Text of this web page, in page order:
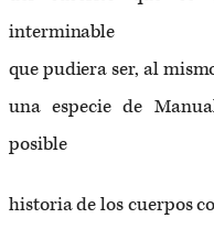
interminable
que pudiera ser, al
una especie de
posible
historia de los cuerpos